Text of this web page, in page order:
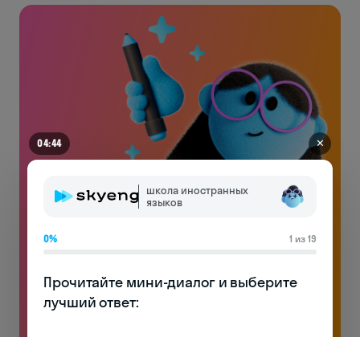
Без воды и духоты: только реально полезная
лексика и много практики
04:44 ✕
школа иностранных
языков
0% 1 из 19
Прочитайте мини-диалог и выберите
лучший ответ: